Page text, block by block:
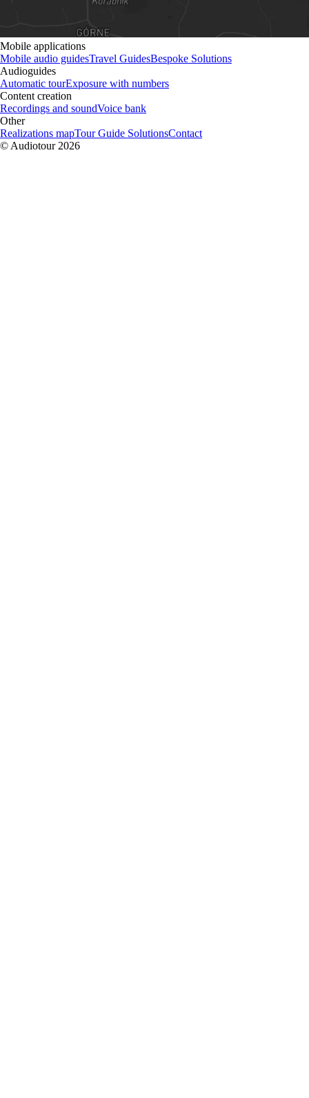
Mobile applications
Mobile audio guidesTravel GuidesBespoke Solutions
Audioguides
Automatic tourExposure with numbers
Content creation
Recordings and soundVoice bank
Other
Realizations mapTour Guide SolutionsContact
© Audiotour2026